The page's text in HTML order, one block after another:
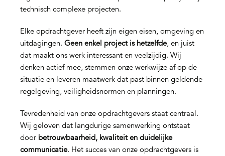
technisch complexe projecten.
Elke opdrachtgever heeft zijn eigen eisen, omgeving en
uitdagingen. Geen enkel project is hetzelfde, en juist
dat maakt ons werk interessant en veelzijdig. Wij
denken actief mee, stemmen onze werkwijze af op de
situatie en leveren maatwerk dat past binnen geldende
regelgeving, veiligheidsnormen en planningen.
Tevredenheid van onze opdrachtgevers staat centraal.
Wij geloven dat langdurige samenwerking ontstaat
door betrouwbaarheid, kwaliteit en duidelijke
communicatie. Het succes van onze opdrachtgevers is